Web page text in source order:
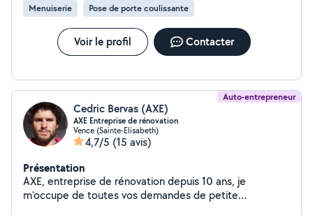
Menuiserie Pose de porte coulissante
Voir le profil Contacter
Auto-entrepreneur
Cedric Bervas (AXE)
AXE Entreprise de rénovation
Vence (Sainte-Elisabeth)
4,7/5 (15 avis)
Présentation
AXE, entreprise de rénovation depuis 10 ans, je
m'occupe de toutes vos demandes de petite